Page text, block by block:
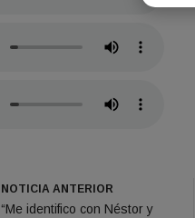
NOTICIA ANTERIOR
“Me identifico con Néstor y